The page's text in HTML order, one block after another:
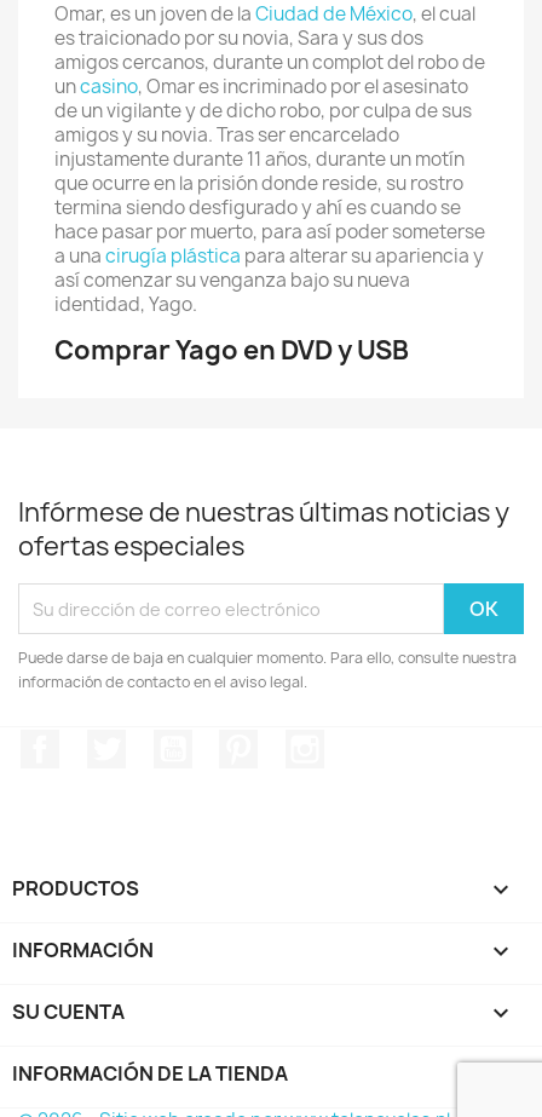
Omar, es un joven de laCiudad de México, el cual
es traicionado por su novia, Sara y sus dos
amigos cercanos, durante un complot del robo de
uncasino, Omar es incriminado por el asesinato
de un vigilante y de dicho robo, por culpa de sus
amigos y su novia. Tras ser encarcelado
injustamente durante 11 años, durante un motín
que ocurre en la prisión donde reside, su rostro
termina siendo desfigurado y ahí es cuando se
hace pasar por muerto, para así poder someterse
a unacirugía plástica para alterar su apariencia y
así comenzar su venganza bajo su nueva
identidad, Yago.
Comprar Yago en DVD y USB
Infórmese de nuestras últimas noticias y
ofertas especiales
Puede darse de baja en cualquier momento. Para ello, consulte nuestra
información de contacto en el aviso legal.
PRODUCTOS 
INFORMACIÓN 
SU CUENTA 
INFORMACIÓN DE LA TIENDA